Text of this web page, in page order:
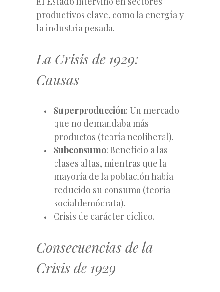
productivos clave, como la energía y
la industria pesada.
La Crisis de 1929:
Causas
Superproducción: Un mercado
que no demandaba más
productos (teoría neoliberal).
Subconsumo: Beneficio a las
clases altas, mientras que la
mayoría de la población había
reducido su consumo (teoría
socialdemócrata).
Crisis de carácter cíclico.
Consecuencias de la
Crisis de 1929